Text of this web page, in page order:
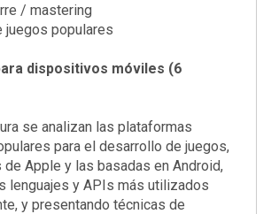
/ mastering
juegos populares
dispositivos móviles (6
se analizan las plataformas
para el desarrollo de juegos,
Apple y las basadas en Android,
lenguajes y APIs más utilizados
y presentando técnicas de